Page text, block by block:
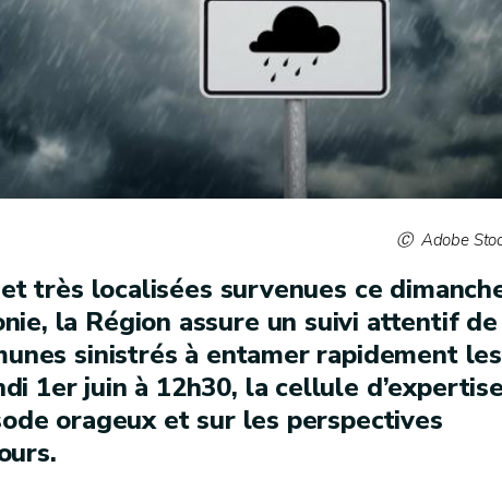
Adobe
très localisées survenues ce
la Région assure un suivi attentif de
sinistrés à entamer rapidement les
1er juin à 12h30, la cellule
orageux et sur les perspectives